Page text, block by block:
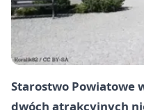
Starostwo Powiatowe
dwóch atrakcyjnych